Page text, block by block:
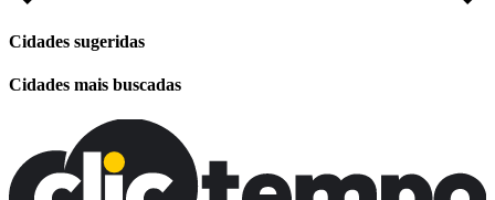
Cidades sugeridas
Cidades mais buscadas